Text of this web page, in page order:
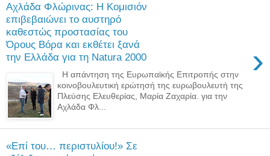
Αχλάδα Φλώρινας: Η Κομισιόν
επιβεβαιώνει το αυστηρό
καθεστώς προστασίας του
Όρους Βόρα και εκθέτει ξανά
την Ελλάδα για τη Natura 2000
›
Η απάντηση της Ευρωπαϊκής Επιτροπής στην
κοινοβουλευτική ερώτησή της ευρωβουλευτή της
Πλεύσης Ελευθερίας, Μαρία Ζαχαρία. για την
Αχλάδα Φλ...
«Επί του… περιστυλίου!» Σε